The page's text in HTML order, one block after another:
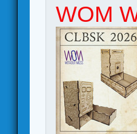
WOM